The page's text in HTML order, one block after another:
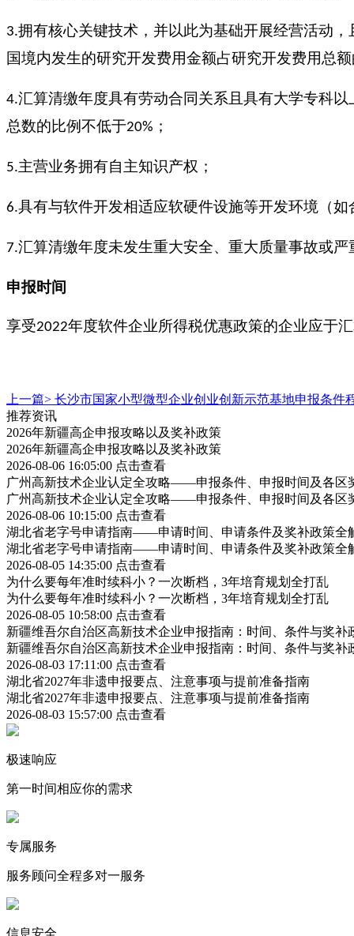
3.拥有核心关键技术，并以此为基础开展经营活动
国境内发生的研究开发费用金额占研究开发费用总
4.汇算清缴年度具有劳动合同关系且具有大学专科
总数的比例不低于20% ；
5.主营业务拥有自主知识产权；
6.具有与软件开发相适应软硬件设施等开发环境（
7.汇算清缴年度未发生重大安全、重大质量事故或严
申报时间
享受2022年度软件企业所得税优惠政策的企业应于
上一篇> 长沙市国家小型微型企业创业创新示范基地申报条件
推荐资讯
2026年新疆高企申报攻略以及奖补政策
2026年新疆高企申报攻略以及奖补政策
2026-08-06 16:05:00 点击查看
广州高新技术企业认定全攻略——申报条件、申报时间及各区
广州高新技术企业认定全攻略——申报条件、申报时间及各区
2026-08-06 10:15:00 点击查看
湖北省老字号申请指南——申请时间、申请条件及奖补政策全
湖北省老字号申请指南——申请时间、申请条件及奖补政策全
2026-08-05 14:35:00 点击查看
为什么要每年准时续科小？一次断档，3年培育规划全打乱
为什么要每年准时续科小？一次断档，3年培育规划全打乱
2026-08-05 10:58:00 点击查看
新疆维吾尔自治区高新技术企业申报指南：时间、条件与奖补
新疆维吾尔自治区高新技术企业申报指南：时间、条件与奖补
2026-08-03 17:11:00 点击查看
湖北省2027年非遗申报要点、注意事项与提前准备指南
湖北省2027年非遗申报要点、注意事项与提前准备指南
2026-08-03 15:57:00 点击查看
极速响应
第一时间相应你的需求
专属服务
服务顾问全程多对一服务
信息安全